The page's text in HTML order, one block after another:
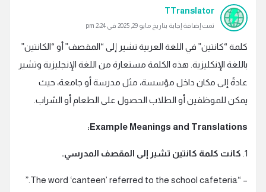
TTranslator
تمت إضافة إجابة بتاريخ مايو 29, 2025 في 2:24 pm
كلمة “كانتين” في اللغة العربية تشير إلى “المقصف” أو “الكانتين”
باللغة الإنكليزية. هذه الكلمة مستعارة من اللغة الإنجليزية وتشير
عادةً إلى مكان داخل مؤسسة، مثل مدرسة أو جامعة، حيث
يمكن للموظفين أو الطلاب الحصول على الطعام أو الشراب.
Example Meanings and Translations:
1. كانت كلمة كانتين تشير إلى المقصف المدرسي.
– “The word ‘canteen’ referred to the school cafeteria.”